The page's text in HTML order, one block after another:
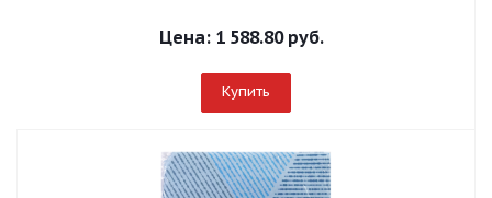
Цена: 1 588.80 руб.
Купить